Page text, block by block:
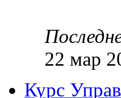
22 мар
Курс